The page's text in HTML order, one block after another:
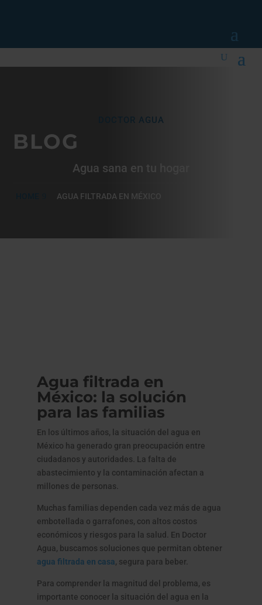
DOCTOR AGUA
BLOG
Agua sana en tu hogar
AGUA FILTRADA EN MÉXICO
Agua filtrada en
México: la solución
para las familias
En los últimos años, la situación del agua en
México ha generado gran preocupación entre
ciudadanos y autoridades. La falta de
abastecimiento y la contaminación afectan a
millones de personas.
Muchas familias dependen cada vez más de agua
embotellada o garrafones, con altos costos
económicos y riesgos para la salud. En Doctor
Agua, buscamos soluciones que permitan obtener
agua filtrada en casa, segura para beber.
Para comprender la magnitud del problema, es
importante conocer la situación del agua en la